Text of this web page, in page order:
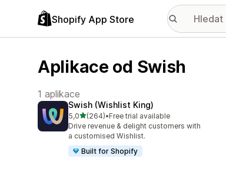
Shopify App Store
Aplikace od Swish
1 aplikace
Swish (Wishlist King)
5,0z 5 hvězd
(264)
Celkový počet recenzí: 264
•Free trial available
Drive revenue & delight customers with
a customised Wishlist.
Built for Shopify